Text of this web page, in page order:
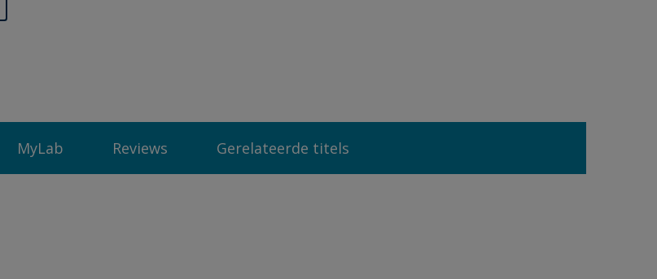
MyLab Reviews Gerelateerde titels